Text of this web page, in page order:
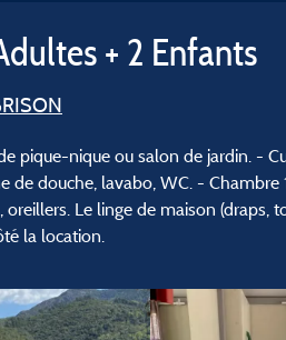
+ 2 Enfants
pique-nique ou salon de jardin. -
de douche, lavabo, WC. -
Le linge de maison (draps,
la location.